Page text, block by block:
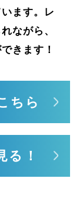
ます。レ
ながら、
きます！
ちら
る！